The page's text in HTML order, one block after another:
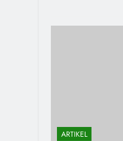
ARTIKEL